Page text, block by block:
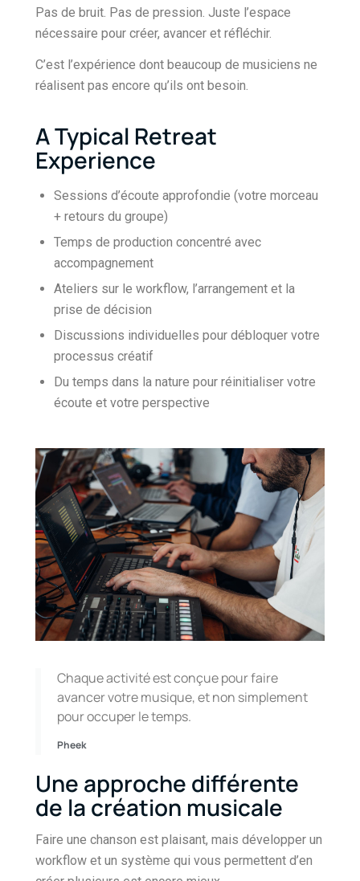
Pas de bruit. Pas de pression. Juste l’espace
nécessaire pour créer, avancer et réfléchir.
C’est l’expérience dont beaucoup de musiciens ne
réalisent pas encore qu’ils ont besoin.
A Typical Retreat
Experience
Sessions d’écoute approfondie (votre morceau
+ retours du groupe)
Temps de production concentré avec
accompagnement
Ateliers sur le workflow, l’arrangement et la
prise de décision
Discussions individuelles pour débloquer votre
processus créatif
Du temps dans la nature pour réinitialiser votre
écoute et votre perspective
Chaque activité est conçue pour faire
avancer votre musique, et non simplement
pour occuper le temps.
Pheek
Une approche différente
de la création musicale
Faire une chanson est plaisant, mais développer un
workflow et un système qui vous permettent d’en